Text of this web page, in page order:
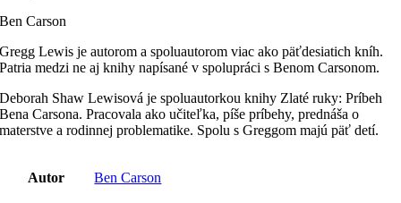
Ben Carson
Gregg Lewis je autorom a spoluautorom viac ako päťdesiatich kníh.
Patria medzi ne aj knihy napísané v spolupráci s Benom Carsonom.
Deborah Shaw Lewisová je spoluautorkou knihy Zlaté ruky: Príbeh
Bena Carsona. Pracovala ako učiteľka, píše príbehy, prednáša o
materstve a rodinnej problematike. Spolu s Greggom majú päť detí.
Autor Ben Carson